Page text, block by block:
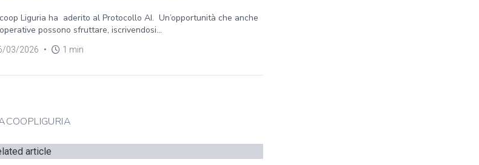
Liguria ha aderito al Protocollo AI. Un’opportunità che anche
possono sfruttare, iscrivendosi...
03/2026 • 1 min